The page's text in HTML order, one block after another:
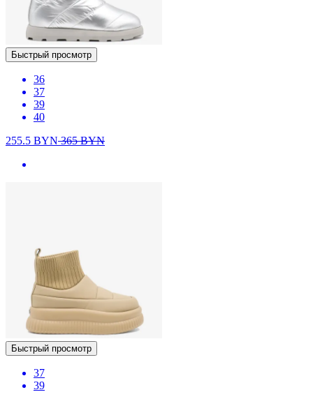
Быстрый просмотр
36
37
39
40
255.5 BYN365BYN
Быстрый просмотр
37
39